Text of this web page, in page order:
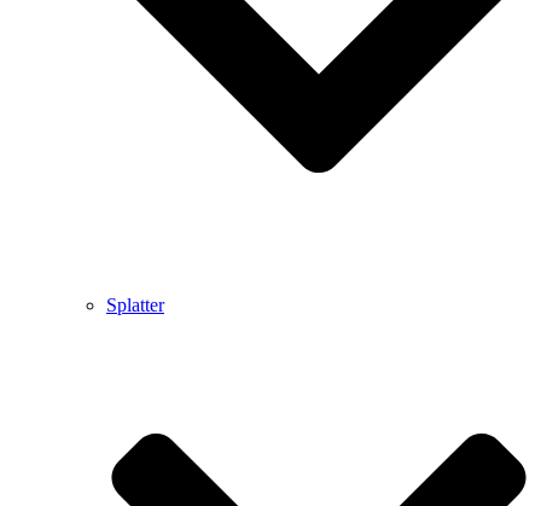
Splatter